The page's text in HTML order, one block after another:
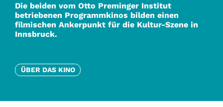
Die beiden vom Otto Preminger Institut
betriebenen Programmkinos bilden einen
filmischen Ankerpunkt für die Kultur-Szene in
Innsbruck.
ÜBER DAS KINO